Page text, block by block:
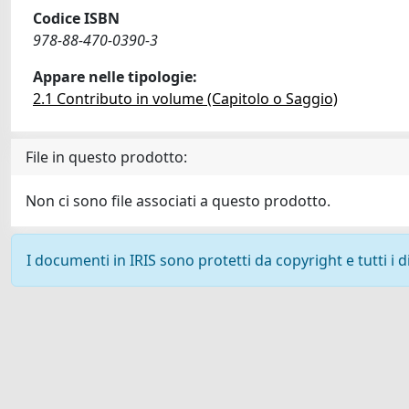
Codice ISBN
978-88-470-0390-3
Appare nelle tipologie:
2.1 Contributo in volume (Capitolo o Saggio)
File in questo prodotto:
Non ci sono file associati a questo prodotto.
I documenti in IRIS sono protetti da copyright e tutti i